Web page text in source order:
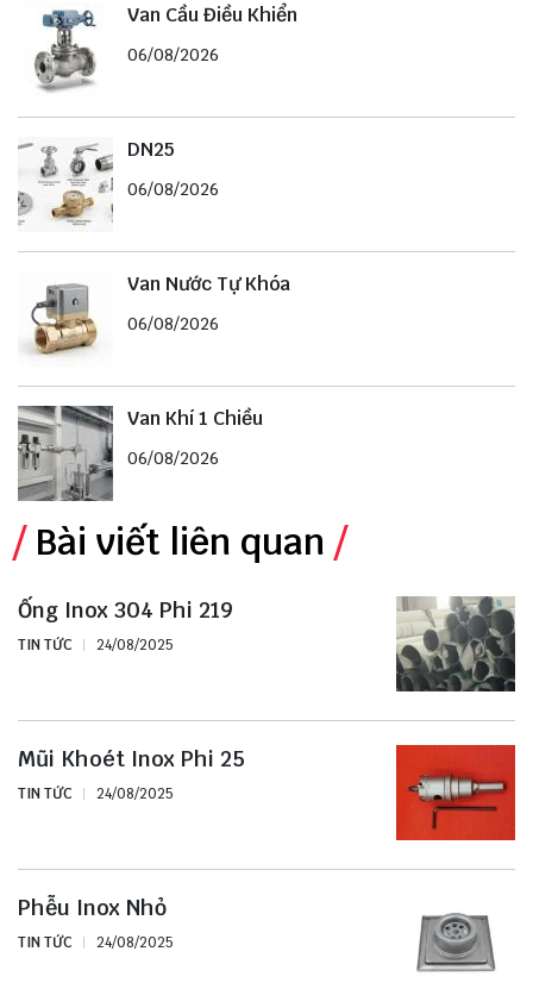
Van Cầu Điều Khiển
06/08/2026
DN25
06/08/2026
Van Nước Tự Khóa
06/08/2026
Van Khí 1 Chiều
06/08/2026
Bài viết liên quan
Ống Inox 304 Phi 219
TIN TỨC 24/08/2025
Mũi Khoét Inox Phi 25
TIN TỨC 24/08/2025
Phễu Inox Nhỏ
TIN TỨC 24/08/2025